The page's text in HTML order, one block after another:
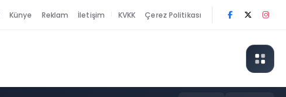
Künye Reklam İletişim KVKK Çerez Politikası